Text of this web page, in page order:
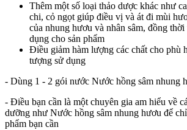
Thêm một số loại thảo dược khác như
chi, cỏ ngọt giúp điều vị và át đi mùi
của nhung hươu và nhân sâm, đồng
dụng cho sản phẩm
Điều giảm hàm lượng các chất cho phù
tượng sử dụng
- Dùng 1 - 2 gói nước Nước hồng sâm nhung
- Điều bạn cần là một chuyên gia am hiểu về
dưỡng như Nước hồng sâm nhung hươu để
phẩm bạn cần